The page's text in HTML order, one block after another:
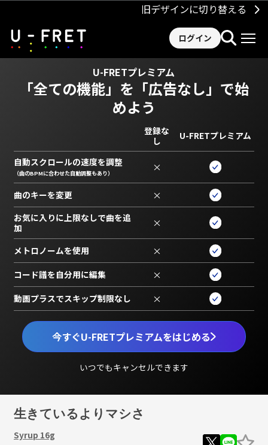
旧デザインに切り替える
ログイン
U-FRETプレミアム
「全ての機能」を 「広告なし」で始
めよう
今すぐU-FRETプレミアムをはじめる
いつでもキャンセルできます
登録な
し
U-FRETプレミアム
自動スクロールの速度を調整
（曲のBPMに合わせた自動調整もあり） ×
曲のキーを変更 ×
お気に入りに上限なしで曲を追
加
×
メトロノームを使用 ×
コード譜を自分用に編集 ×
動画プラスでスキップ制限なし ×
生きているよりマシさ
Syrup 16g